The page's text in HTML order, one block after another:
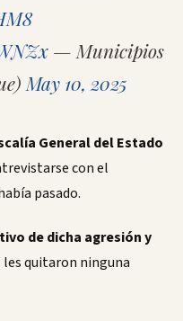
— Municipios
May 10, 2025
General del Estado
con el
pasado.
de dicha agresión y
les quitaron ninguna